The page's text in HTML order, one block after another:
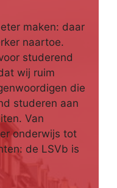
maken: daar
naartoe.
studerend
wij ruim
die
studeren aan
Van
onderwijs tot
de LSVb is